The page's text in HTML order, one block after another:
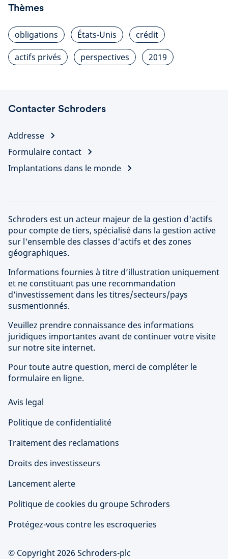
Thèmes
obligations États-Unis
crédit
actifs privés
perspectives 2019
Contacter Schroders
Addresse
Formulaire contact
Implantations dans le monde
Schroders est un acteur majeur de la gestion d'actifs
pour compte de tiers, spécialisé dans la gestion active
sur l'ensemble des classes d'actifs et des zones
géographiques.
Informations fournies à titre d’illustration uniquement
et ne constituant pas une recommandation
d’investissement dans les titres/secteurs/pays
susmentionnés.
Veuillez prendre connaissance des informations
juridiques importantes avant de continuer votre visite
sur notre site internet.
Pour toute autre question, merci de compléter le
formulaire en ligne.
Avis legal
Politique de confidentialité
Traitement des reclamations
Droits des investisseurs
Lancement alerte
Politique de cookies du groupe Schroders
Protégez-vous contre les escroqueries
© Copyright 2026 Schroders-plc